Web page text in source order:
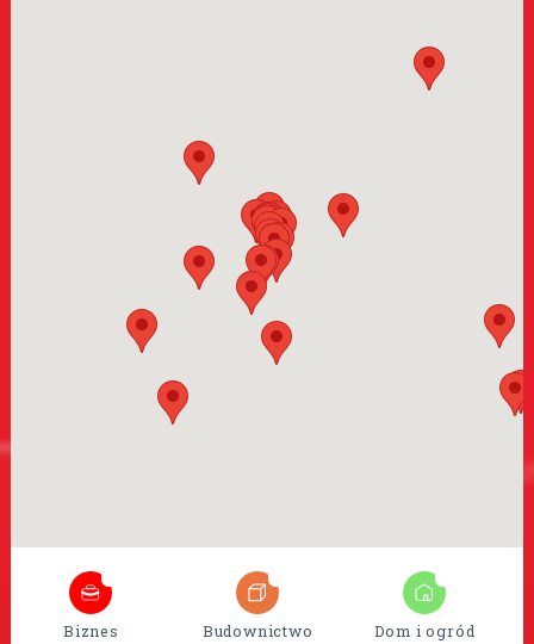
Biznes Budownictwo Dom i ogród